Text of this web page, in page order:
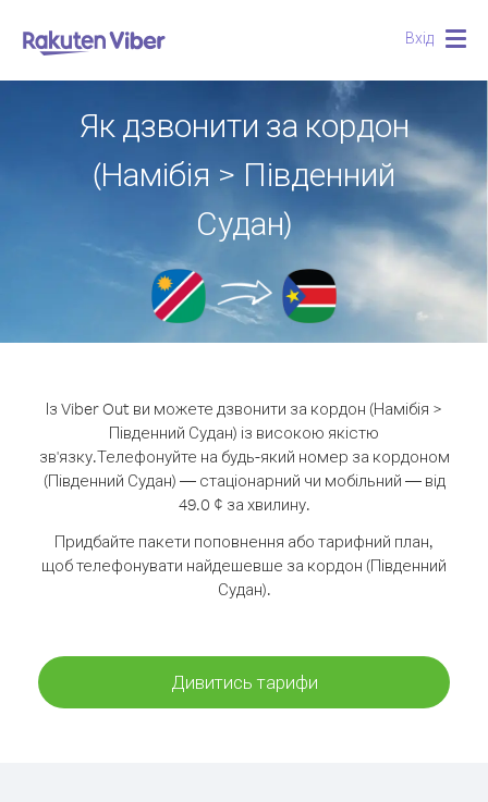
Вхід
Як дзвонити за кордон
(Намібія > Південний
Судан)
Із Viber Out ви можете дзвонити за кордон (Намібія >
Південний Судан) із високою якістю
зв'язку.Телефонуйте на будь-який номер за кордоном
(Південний Судан) — стаціонарний чи мобільний — від
49.0 ¢ за хвилину.
Придбайте пакети поповнення або тарифний план,
щоб телефонувати найдешевше за кордон (Південний
Судан).
Дивитись тарифи